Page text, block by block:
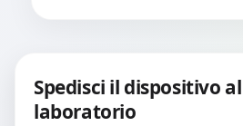
Spedisci il dispositivo
laboratorio